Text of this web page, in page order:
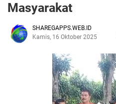
Masyarakat
SHAREGAPPS.WEB.ID
Kamis, 16 Oktober 2025